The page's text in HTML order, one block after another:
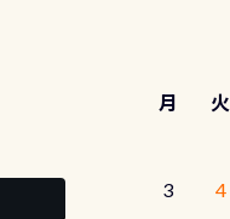
月 火
3
4